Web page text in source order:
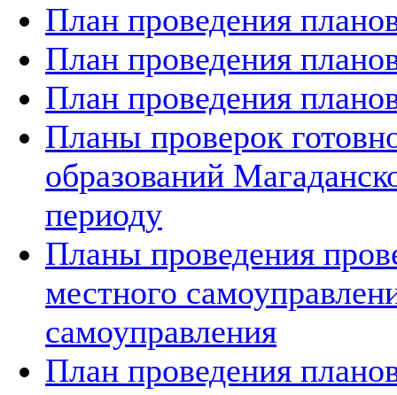
План проведения
План проведения
План проведения
Планы проверок
образований
периоду
Планы проведения
местного
самоуправления
План проведения